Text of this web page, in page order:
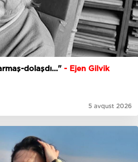
dolaşdı..." - Ejen Gilvik
5 avqust 2026